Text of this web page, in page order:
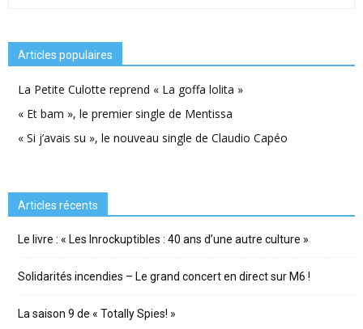
Articles populaires
La Petite Culotte reprend « La goffa lolita »
« Et bam », le premier single de Mentissa
« Si j’avais su », le nouveau single de Claudio Capéo
Articles récents
Le livre : « Les Inrockuptibles : 40 ans d’une autre culture »
Solidarités incendies – Le grand concert en direct sur M6 !
La saison 9 de « Totally Spies! »